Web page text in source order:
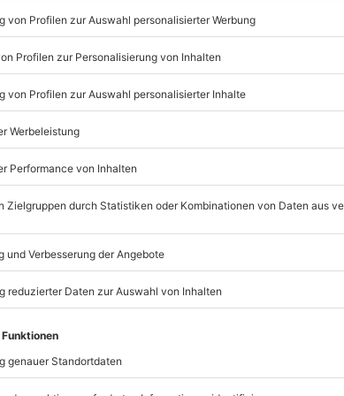
3 Jahre in Besitz)
Erlebnis verschoben (die
Listenansicht
© OpenStreetMaps
Mühldorfstraße 8
außer an bundesweiten